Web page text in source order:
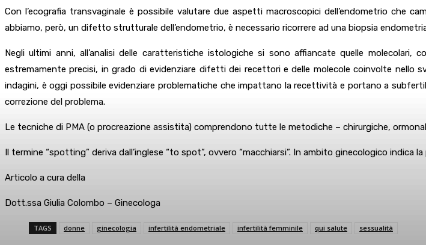
Con l’ecografia transvaginale è possibile valutare due aspetti macroscopici dell’endometrio che
abbiamo, però, un difetto strutturale dell’endometrio, è necessario ricorrere ad una biopsia
Negli ultimi anni, all’analisi delle caratteristiche istologiche si sono affiancate quelle molecolari,
estremamente precisi, in grado di evidenziare difetti dei recettori e delle molecole coinvolte nello
indagini, è oggi possibile evidenziare problematiche che impattano la recettività e portano a
correzione del problema.
Le tecniche di PMA (o procreazione assistita) comprendono tutte le metodiche – chirurgiche,
Il termine “spotting” deriva dall’inglese “to spot”, ovvero “macchiarsi”. In ambito ginecologico
Articolo a cura della
Dott.ssa Giulia Colombo – Ginecologa
TAGS donne ginecologia infertilità endometriale infertilità femminile qui salute sessualità